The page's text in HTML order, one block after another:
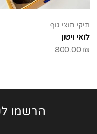
תיקי חוצי גוף
לואי ויטון
800.00 ₪
הרשמו